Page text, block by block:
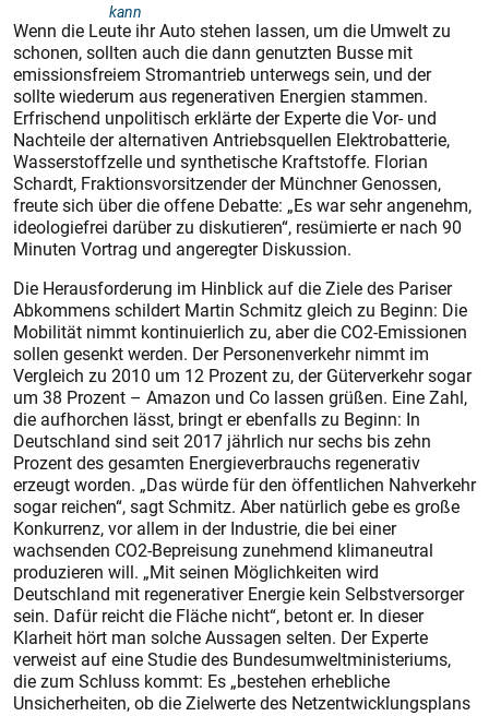
kann
Wenn die Leute ihr Auto stehen lassen, um die Umwelt zu
schonen, sollten auch die dann genutzten Busse mit
emissionsfreiem Strom­antrieb unterwegs sein, und der
sollte wiederum aus regenerativen Energien stammen.
Erfrischend unpolitisch erklärte der ­Experte die Vor- und
Nachteile der alter­nativen Antriebsquellen Elektro­batterie,
Wasserstoffzelle und synthetische Kraftstoffe. Florian
Schardt, Fraktionsvorsitzender der Münchner Genossen,
freute sich über die offene Debatte: „Es war sehr angenehm,
ideologiefrei darüber zu diskutieren“, resümierte er nach 90
Minuten Vortrag und angeregter Diskussion.
Die Herausforderung im Hinblick auf die Ziele des Pariser
Abkommens schildert Martin Schmitz gleich zu Beginn: Die
Mobilität nimmt kontinuierlich zu, aber die CO2-Emissionen
sollen gesenkt werden. Der Personenverkehr nimmt im
Vergleich zu 2010 um 12 Prozent zu, der Güterverkehr sogar
um 38 Prozent – Amazon und Co lassen grüßen. Eine Zahl,
die aufhorchen lässt, bringt er ebenfalls zu Beginn: In
Deutschland sind seit 2017 jährlich nur sechs bis zehn
Prozent des gesamten Energieverbrauchs regenerativ
erzeugt worden. „Das würde für den öffentlichen Nahverkehr
sogar reichen“, sagt Schmitz. Aber natürlich gebe es große
Konkurrenz, vor allem in der Industrie, die bei einer
wachsenden CO2-Bepreisung zunehmend klima­neutral
produzieren will. „Mit seinen Möglichkeiten wird
Deutschland mit regenerativer Energie kein Selbstversorger
sein. Dafür reicht die Fläche nicht“, betont er. In dieser
Klarheit hört man solche Aussagen selten. Der Experte
verweist auf eine Studie des Bundesumweltministeriums,
die zum Schluss kommt: Es „bestehen erhebliche
Unsicherheiten, ob die Zielwerte des Netzentwicklungsplans